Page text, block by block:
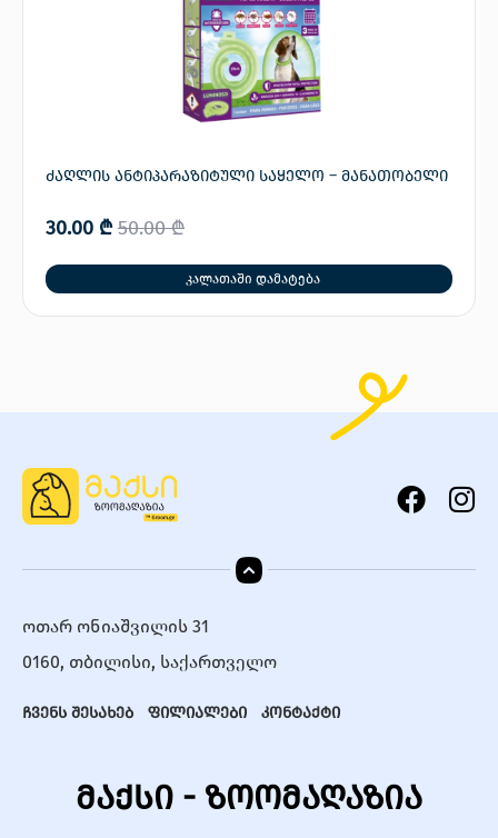
ძაღლის ანტიპარაზიტული საყელო – მანათობელი
50.00₾
30.00 ₾
კალათაში დამატება
ოთარ ონიაშვილის 31
0160, თბილისი, საქართველო
ჩვენს შესახებ ფილიალები კონტაქტი
მაქსი - ზოომაღაზია